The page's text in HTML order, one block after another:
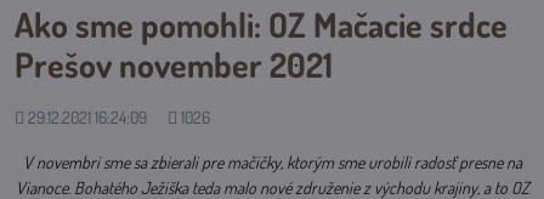
Ako sme pomohli: OZ Mačacie srdce
Prešov november 2021
Pridané
29.12.2021 16:24:09
Počet
1026
V novembri sme sa zbierali pre mačičky, ktorým sme urobili radosť presne na
Vianoce. Bohatého Ježiška teda malo nové združenie z východu krajiny, a to OZ